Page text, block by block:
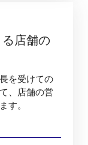
店舗の
を受けての
、店舗の営
す。